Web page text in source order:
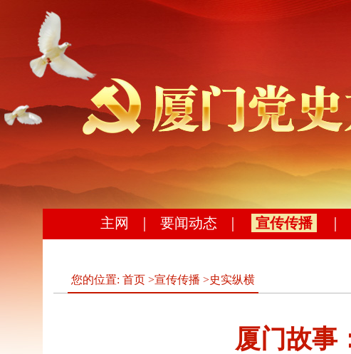
主网 要闻动态 宣传传播
您的位置: 首页 >宣传传播 >史实纵横
厦门故事